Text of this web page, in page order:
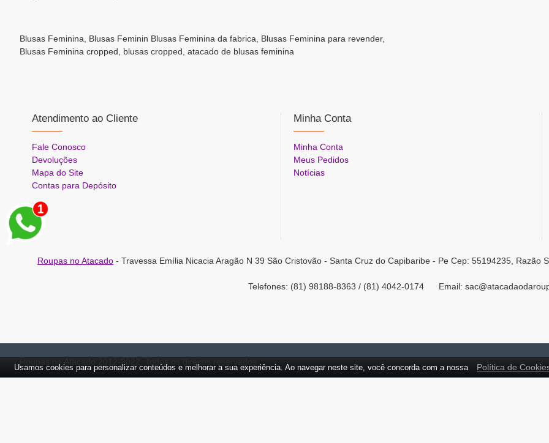
Blusas Feminina, Blusas Feminin Blusas Feminina da fabrica, Blusas Feminina para revender,
Blusas Feminina cropped, blusas cropped, atacado de blusas feminina
Atendimento ao Cliente
Fale Conosco
Devoluções
Mapa do Site
Contas para Depósito
Minha Conta
Minha Conta
Meus Pedidos
Notícias
Roupas no Atacado- Travessa Emília Nicacia Aragão N 39 São Cristovão - Santa Cruz do Capibaribe - Pe Cep: 55194235, Razão
Telefones: (81) 98188-8363 / (81) 4042-0174 Email:
Usamos cookies para personalizar conteúdos e melhorar a sua experiência. Ao navegar neste site, você concorda com a nossa Política de